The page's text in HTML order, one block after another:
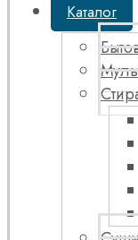
Каталог